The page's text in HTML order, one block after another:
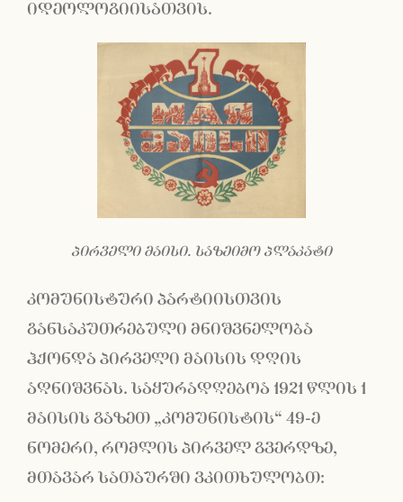
იდეოლოგიისათვის.
პირველი მაისი. საზეიმო პლაკატი
კომუნისტური პარტიისთვის
განსაკუთრებული მნიშვნელობა
ჰქონდა პირველი მაისის დღის
აღნიშვნას. საყურადღებოა 1921 წლის 1
მაისის გაზეთ „კომუნისტის“ 49-ე
ნომერი, რომლის პირველ გვერდზე,
მთავარ სათაურში ვკითხულობთ: